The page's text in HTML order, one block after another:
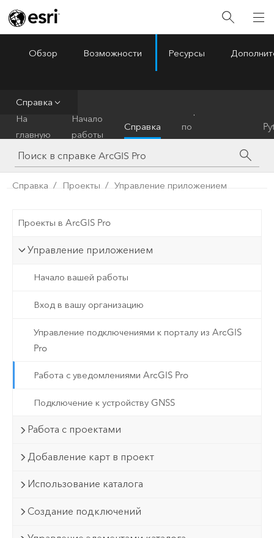
ArcGIS Pro
Обзор Возможности Ресурсы
Справка
На
главную
Начало
работы
Справка
по
инструментам
Справка Проекты Управление приложением
Проекты в ArcGIS Pro
Управление приложением
Начало вашей работы
Вход в вашу организацию
Управление подключениями к порталу из ArcGIS
Pro
Работа с уведомлениями ArcGIS Pro
Подключение к устройству GNSS
Работа с проектами
Добавление карт в проект
Использование каталога
Создание подключений